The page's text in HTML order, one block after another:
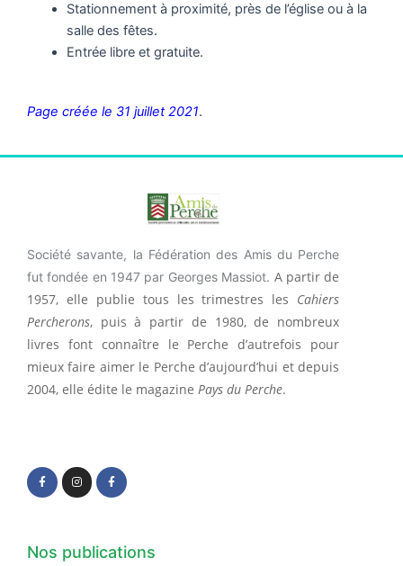
Stationnement à proximité, près de l’église ou à la
salle des fêtes.
Entrée libre et gratuite.
Page créée le 31 juillet 2021.
Société savante, la Fédération des Amis du Perche
fut fondée en 1947 par Georges Massiot. A partir de
1957, elle publie tous les trimestres les Cahiers
Percherons, puis à partir de 1980, de nombreux
livres font connaître le Perche d’autrefois pour
mieux faire aimer le Perche d’aujourd’hui et depuis
2004, elle édite le magazine Pays du Perche.
c
e
b
o
s
t
a
g
c
e
b
o
Nos publications